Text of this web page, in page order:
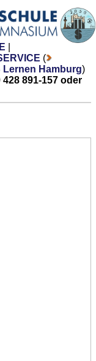
(
Lernen Hamburg)
891-157 oder